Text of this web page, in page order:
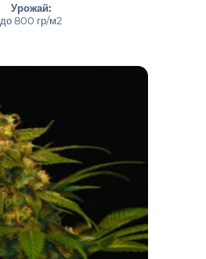
Урожай:
до 800 гр/м2